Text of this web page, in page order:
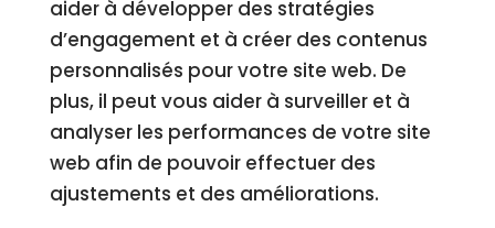
aider à développer des stratégies
d’engagement et à créer des contenus
personnalisés pour votre site web. De
plus, il peut vous aider à surveiller et à
analyser les performances de votre site
web afin de pouvoir effectuer des
ajustements et des améliorations.